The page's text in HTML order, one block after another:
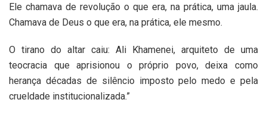
Ele chamava de revolução o que era, na prática, uma jaula.
Chamava de Deus o que era, na prática, ele mesmo.
O tirano do altar caiu: Ali Khamenei, arquiteto de uma
teocracia que aprisionou o próprio povo, deixa como
herança décadas de silêncio imposto pelo medo e pela
crueldade institucionalizada.”